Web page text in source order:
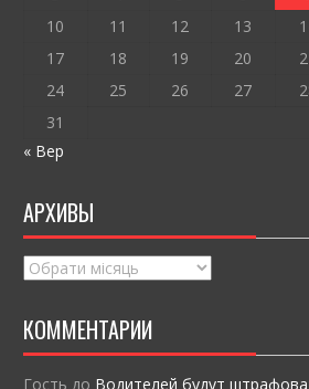
10
11 12 13
17
18 19 20
24
25 26 27
31
« Вер
АРХИВЫ
Архивы
КОММЕНТАРИИ
Гость до Водителей будут